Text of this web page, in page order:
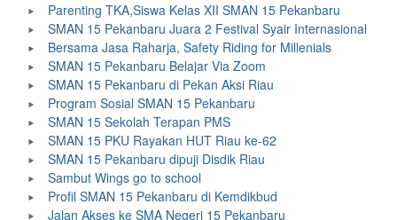
Parenting TKA,Siswa Kelas XII SMAN 15 Pekanbaru
SMAN 15 Pekanbaru Juara 2 Festival Syair Internasional
Bersama Jasa Raharja, Safety Riding for Millenials
SMAN 15 Pekanbaru Belajar Via Zoom
SMAN 15 Pekanbaru di Pekan Aksi Riau
Program Sosial SMAN 15 Pekanbaru
SMAN 15 Sekolah Terapan PMS
SMAN 15 PKU Rayakan HUT Riau ke-62
SMAN 15 Pekanbaru dipuji Disdik Riau
Sambut Wings go to school
Profil SMAN 15 Pekanbaru di Kemdikbud
Jalan Akses ke SMA Negeri 15 Pekanbaru